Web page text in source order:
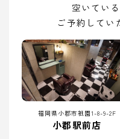
空いてい
ご予約してい
福岡県小郡市祇園1-8-9-2F
小郡駅前店